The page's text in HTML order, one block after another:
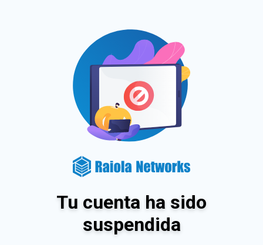
Tu cuenta ha sido
suspendida